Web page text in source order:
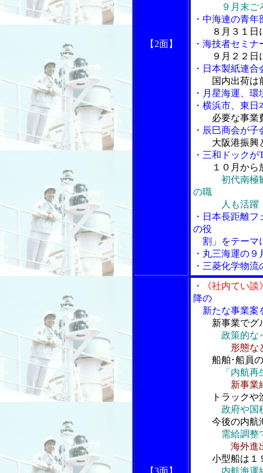
【2面】
９月末ご
・中海連の青
８月３１日
・海技者セミ
９月２２
・日本製紙連
国内出荷は
・月星海運、
・横浜市、東
必要な事業
・辰巳商会が
大阪港振興
・三和ドック
１０月か
初代南極
の職
人も活躍
・日本長距離
の役
割」をテーマ
・丸三海運の
・三菱化学物
【3面】
・
《社内てい談
降の
新たな事業案
新事業でグ
政策的な
形態な
船舶･船員の
「内航
新事業
トラックや
政府や国
今後の内航
需給調整
海外進
小型船は１９
内航海運